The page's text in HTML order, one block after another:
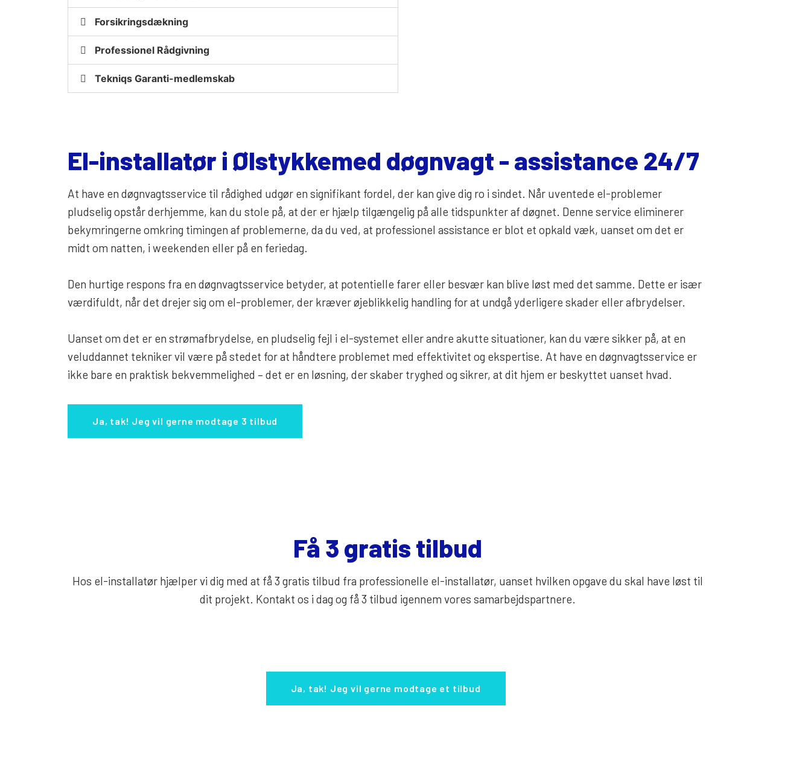
Forsikringsdækning
Professionel Rådgivning
Tekniqs Garanti-medlemskab
El-installatør i Ølstykkemed døgnvagt - assistance 24/7
At have en døgnvagtsservice til rådighed udgør en signifikant fordel, der kan give dig ro i sindet. Når uventede el-problemer
pludselig opstår derhjemme, kan du stole på, at der er hjælp tilgængelig på alle tidspunkter af døgnet. Denne service eliminerer
bekymringerne omkring timingen af problemerne, da du ved, at professionel assistance er blot et opkald væk, uanset om det er
midt om natten, i weekenden eller på en feriedag.
Den hurtige respons fra en døgnvagtsservice betyder, at potentielle farer eller besvær kan blive løst med det samme. Dette er især
værdifuldt, når det drejer sig om el-problemer, der kræver øjeblikkelig handling for at undgå yderligere skader eller afbrydelser.
Uanset om det er en strømafbrydelse, en pludselig fejl i el-systemet eller andre akutte situationer, kan du være sikker på, at en
veluddannet tekniker vil være på stedet for at håndtere problemet med effektivitet og ekspertise. At have en døgnvagtsservice er
ikke bare en praktisk bekvemmelighed – det er en løsning, der skaber tryghed og sikrer, at dit hjem er beskyttet uanset hvad.
Ja, tak! Jeg vil gerne modtage 3 tilbud
Få 3 gratis tilbud
Hos el-installatør hjælper vi dig med at få 3 gratis tilbud fra professionelle el-installatør, uanset hvilken opgave du skal have løst til
dit projekt. Kontakt os i dag og få 3 tilbud igennem vores samarbejdspartnere.
Ja, tak! Jeg vil gerne modtage et tilbud